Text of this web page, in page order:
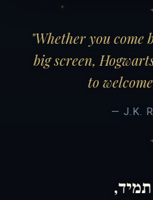
"Whether you come
big screen,
to
— J.K.